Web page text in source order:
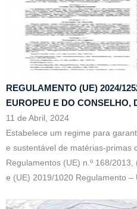
REGULAMENTO (UE) 2024/
EUROPEU E DO CONSELHO,
11 de Abril, 2024
Estabelece um regime para
e sustentável de matérias-primas
Regulamentos (UE) n.º 168/
e (UE) 2019/1020 Regulamento –